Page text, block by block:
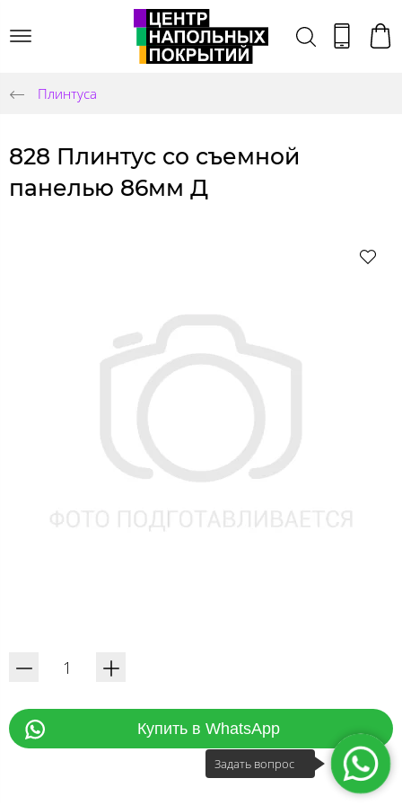
Плинтуса
828 Плинтус со съемной
панелью 86мм Д
Купить в WhatsApp
Задать вопрос